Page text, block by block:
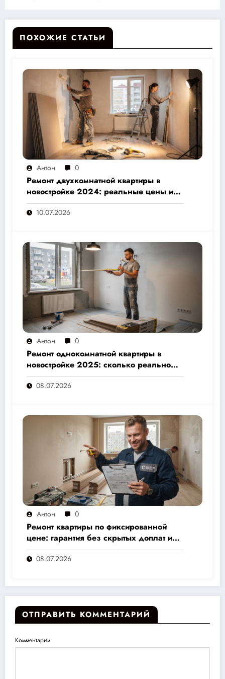
ПОХОЖИЕ СТАТЬИ
Антон 0
Ремонт двухкомнатной квартиры в
новостройке 2024: реальные цены и
скрытые расходы, которые вам не
назовут подрядчики
10.07.2026
Антон 0
Ремонт однокомнатной квартиры в
новостройке 2025: сколько реально
стоит и как не переплатить — полный
расчёт от 500 000 рублей
08.07.2026
Антон 0
Ремонт квартиры по фиксированной
цене: гарантия без скрытых доплат и
переплат
08.07.2026
ОТПРАВИТЬ КОММЕНТАРИЙ
Комментарии